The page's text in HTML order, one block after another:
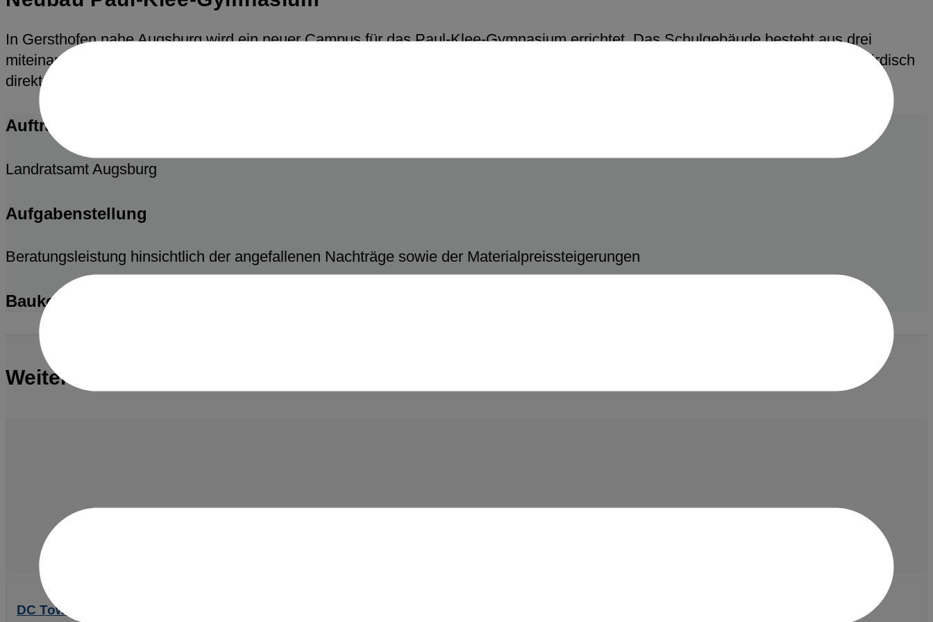
In Gersthofen nahe Augsburg wird ein neuer Campus für das Paul-Klee-Gymnasium errichtet. Das Schulgebäude besteht aus drei
miteinander verbundenen Würfeln mit jeweils drei Stockwerken. Ergänzt wird der Campus durch eine Dreifachsporthalle, die unterirdisch
direkt mit dem Schulgebäude verbunden ist.
Auftraggeber
Landratsamt Augsburg
Aufgabenstellung
Beratungsleistung hinsichtlich der angefallenen Nachträge sowie der Materialpreissteigerungen
Baukosten
Weitere Referenzen
DC Tower 1